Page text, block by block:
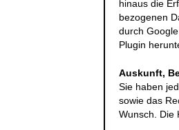
hinaus die
bezogenen
durch
Plugin
Auskunft,
Sie haben
sowie das
Wunsch. Die